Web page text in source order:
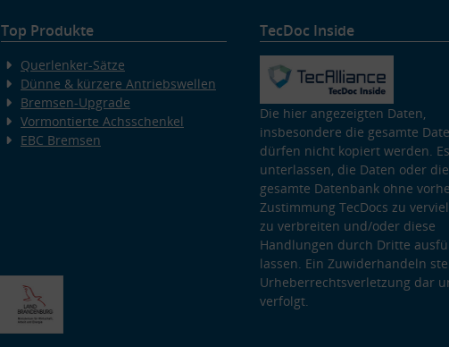
Top Produkte
Querlenker-Sätze
Dünne & kürzere Antriebswellen
Bremsen-Upgrade
Vormontierte Achsschenkel
EBC Bremsen
TecDoc Inside
Die hier angezeigten Daten,
insbesondere die gesamte
dürfen nicht kopiert werden.
unterlassen, die Daten oder die
gesamte Datenbank ohne
Zustimmung TecDocs zu
zu verbreiten und/oder diese
Handlungen durch Dritte
lassen. Ein Zuwiderhandeln
Urheberrechtsverletzung dar
verfolgt.